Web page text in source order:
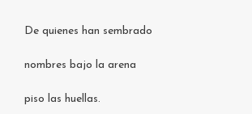
De quienes han sembrado
nombres bajo la arena
piso las huellas.